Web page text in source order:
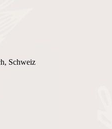
Schweiz